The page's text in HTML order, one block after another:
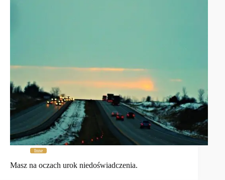
Inne
Masz na oczach urok niedoświadczenia.